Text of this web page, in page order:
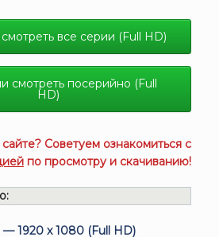
все серии (Full HD)
смотреть посерийно (Full
HD)
Советуем ознакомиться с
по просмотру и скачиванию!
— 1920 x 1080 (Full HD)